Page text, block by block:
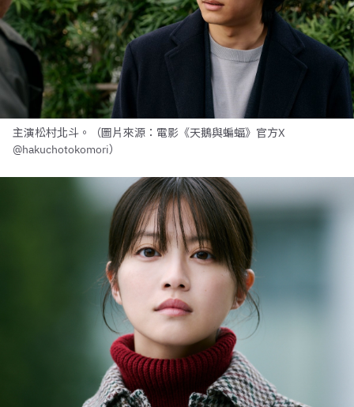
主演松村北斗。（圖片來源：電影《天鵝與蝙蝠》官方X
@hakuchotokomori）